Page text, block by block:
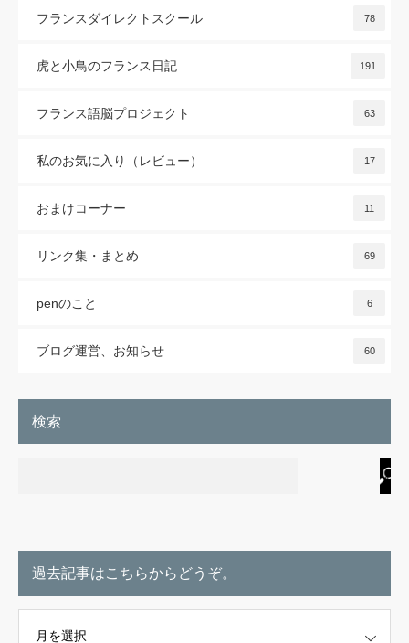
フランスダイレクトスクール 78
虎と小鳥のフランス日記 191
フランス語脳プロジェクト 63
私のお気に入り（レビュー） 17
おまけコーナー 11
リンク集・まとめ 69
penのこと 6
ブログ運営、お知らせ 60
検索
過去記事はこちらからどうぞ。